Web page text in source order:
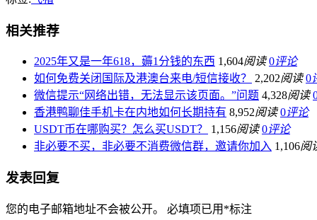
相关推荐
2025年又是一年618，薅1分钱的东西 1,604阅读 0评论
如何免费关闭国际及港澳台来电/短信接收？
2,202阅读 0
微信提示“网络出错，无法显示该页面。”问题 4,328阅读
香港鸭聊佳手机卡在内地如何长期持有 8,952阅读 0评论
USDT币在哪购买？怎么买USDT？
1,156阅读 0评论
非必要不买，非必要不消费微信群，邀请你加入 1,106阅
发表回复
您的电子邮箱地址不会被公开。 必填项已用 *标注